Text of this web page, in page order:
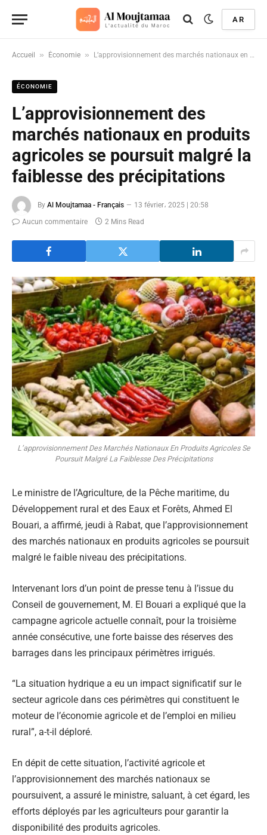
AR
Accueil » Économie » L’approvisionnement des marchés nationaux en produits agricoles se poursuit malgré la faiblesse des précipitations
ÉCONOMIE
L’approvisionnement des
marchés nationaux en produits
agricoles se poursuit malgré la
faiblesse des précipitations
By Al Moujtamaa - Français
13 février، 2025 | 20:58
Aucun commentaire
2 Mins Read
L’approvisionnement Des Marchés Nationaux En Produits Agricoles Se
Poursuit Malgré La Faiblesse Des Précipitations
Le ministre de l’Agriculture, de la Pêche maritime, du
Développement rural et des Eaux et Forêts, Ahmed El
Bouari, a affirmé, jeudi à Rabat, que l’approvisionnement
des marchés nationaux en produits agricoles se poursuit
malgré le faible niveau des précipitations.
Intervenant lors d’un point de presse tenu à l’issue du
Conseil de gouvernement, M. El Bouari a expliqué que la
campagne agricole actuelle connaît, pour la troisième
année consécutive, une forte baisse des réserves des
barrages dans les principaux périmètres irrigués.
“La situation hydrique a eu un impact significatif sur le
secteur agricole dans ces périmètres qui constituent le
moteur de l’économie agricole et de l’emploi en milieu
rural”, a-t-il déploré.
En dépit de cette situation, l’activité agricole et
l’approvisionnement des marchés nationaux se
poursuivent, a assuré le ministre, saluant, à cet égard, les
efforts déployés par les agriculteurs pour garantir la
disponibilité des produits agricoles.